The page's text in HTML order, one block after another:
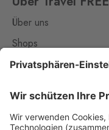
Über uns
Shops
Kontakt
Nützliches
Impressum